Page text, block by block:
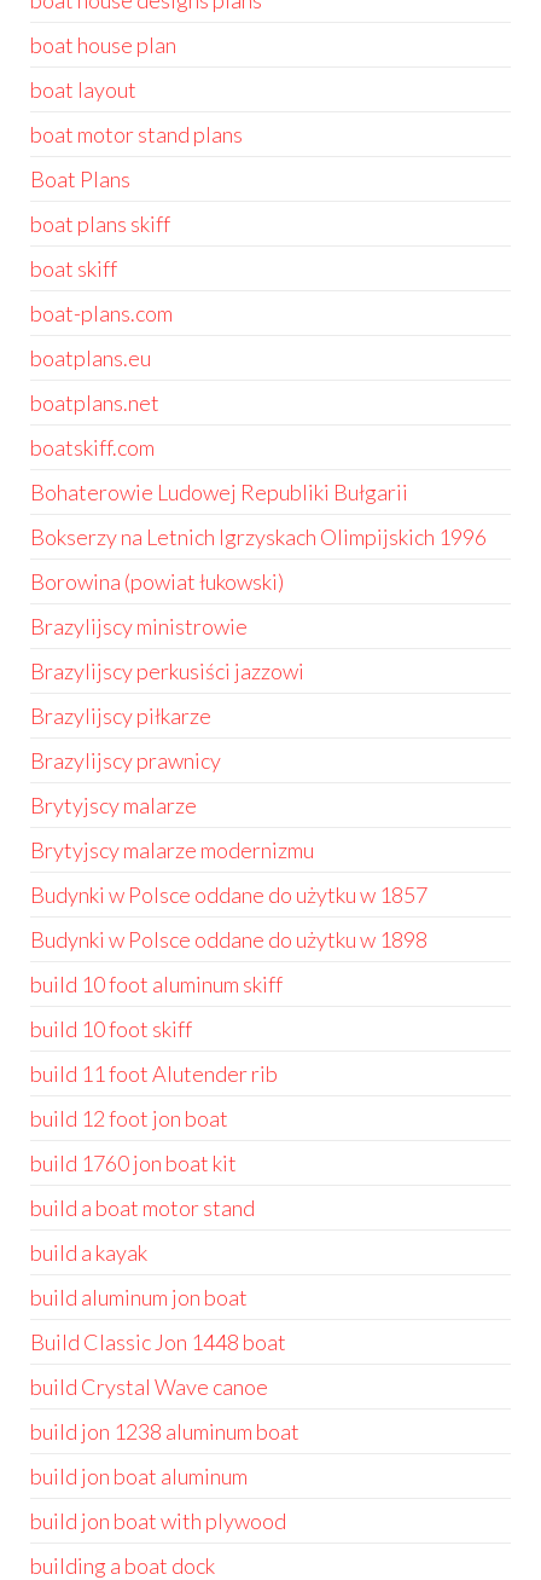
boat house plan
boat layout
boat motor stand plans
Boat Plans
boat plans skiff
boat skiff
boat-plans.com
boatplans.eu
boatplans.net
boatskiff.com
Bohaterowie Ludowej Republiki Bułgarii
Bokserzy na Letnich Igrzyskach Olimpijskich 1996
Borowina (powiat łukowski)
Brazylijscy ministrowie
Brazylijscy perkusiści jazzowi
Brazylijscy piłkarze
Brazylijscy prawnicy
Brytyjscy malarze
Brytyjscy malarze modernizmu
Budynki w Polsce oddane do użytku w 1857
Budynki w Polsce oddane do użytku w 1898
build 10 foot aluminum skiff
build 10 foot skiff
build 11 foot Alutender rib
build 12 foot jon boat
build 1760 jon boat kit
build a boat motor stand
build a kayak
build aluminum jon boat
Build Classic Jon 1448 boat
build Crystal Wave canoe
build jon 1238 aluminum boat
build jon boat aluminum
build jon boat with plywood
building a boat dock